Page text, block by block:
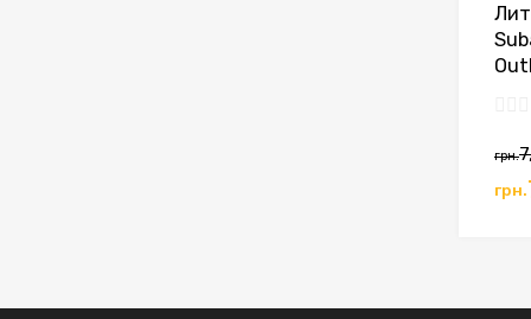
грн.
грн.